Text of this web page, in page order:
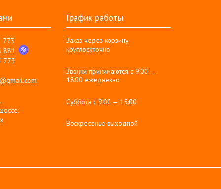
773
881
773
График работы
Заказ через корзину
круглосуточно
Звонки принимаются с 9:00 —
18:00 ежедневно
Суббота с 9:00 — 15:00
Воскресенье выходной